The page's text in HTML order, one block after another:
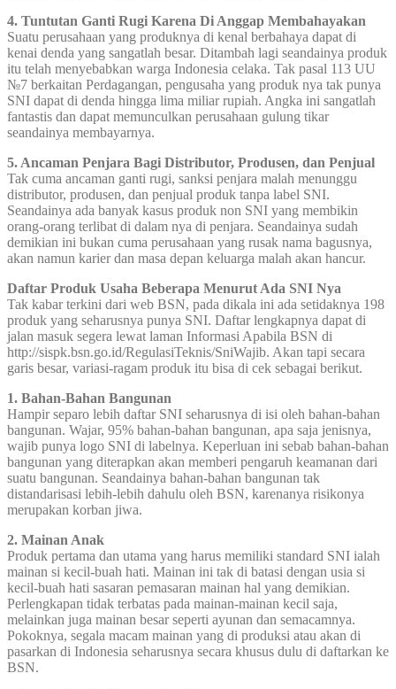
4. Tuntutan Ganti Rugi Karena Di Anggap Membahayakan
Suatu perusahaan yang produknya di kenal berbahaya dapat di
kenai denda yang sangatlah besar. Ditambah lagi seandainya produk
itu telah menyebabkan warga Indonesia celaka. Tak pasal 113 UU
№7 berkaitan Perdagangan, pengusaha yang produk nya tak punya
SNI dapat di denda hingga lima miliar rupiah. Angka ini sangatlah
fantastis dan dapat memunculkan perusahaan gulung tikar
seandainya membayarnya.
5. Ancaman Penjara Bagi Distributor, Produsen, dan Penjual
Tak cuma ancaman ganti rugi, sanksi penjara malah menunggu
distributor, produsen, dan penjual produk tanpa label SNI.
Seandainya ada banyak kasus produk non SNI yang membikin
orang-orang terlibat di dalam nya di penjara. Seandainya sudah
demikian ini bukan cuma perusahaan yang rusak nama bagusnya,
akan namun karier dan masa depan keluarga malah akan hancur.
Daftar Produk Usaha Beberapa Menurut Ada SNI Nya
Tak kabar terkini dari web BSN, pada dikala ini ada setidaknya 198
produk yang seharusnya punya SNI. Daftar lengkapnya dapat di
jalan masuk segera lewat laman Informasi Apabila BSN di
http://sispk.bsn.go.id/RegulasiTeknis/SniWajib. Akan tapi secara
garis besar, variasi-ragam produk itu bisa di cek sebagai berikut.
1. Bahan-Bahan Bangunan
Hampir separo lebih daftar SNI seharusnya di isi oleh bahan-bahan
bangunan. Wajar, 95% bahan-bahan bangunan, apa saja jenisnya,
wajib punya logo SNI di labelnya. Keperluan ini sebab bahan-bahan
bangunan yang diterapkan akan memberi pengaruh keamanan dari
suatu bangunan. Seandainya bahan-bahan bangunan tak
distandarisasi lebih-lebih dahulu oleh BSN, karenanya risikonya
merupakan korban jiwa.
2. Mainan Anak
Produk pertama dan utama yang harus memiliki standard SNI ialah
mainan si kecil-buah hati. Mainan ini tak di batasi dengan usia si
kecil-buah hati sasaran pemasaran mainan hal yang demikian.
Perlengkapan tidak terbatas pada mainan-mainan kecil saja,
melainkan juga mainan besar seperti ayunan dan semacamnya.
Pokoknya, segala macam mainan yang di produksi atau akan di
pasarkan di Indonesia seharusnya secara khusus dulu di daftarkan ke
BSN.